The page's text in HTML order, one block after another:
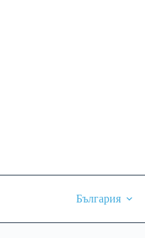
България